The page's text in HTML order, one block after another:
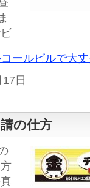
ールビルで大
日
の仕方